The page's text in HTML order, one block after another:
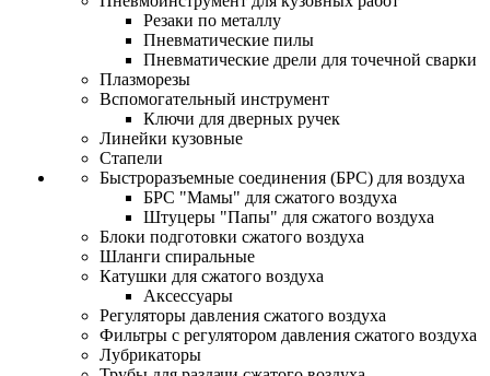
Резаки по металлу
Пневматические пилы
Пневматические дрели для точечной сварки
Плазморезы
Вспомогательный инструмент
Ключи для дверных ручек
Линейки кузовные
Стапели
Быстроразъемные соединения (БРС) для воздуха
БРС "Мамы" для сжатого воздуха
Штуцеры "Папы" для сжатого воздуха
Блоки подготовки сжатого воздуха
Шланги спиральные
Катушки для сжатого воздуха
Аксессуары
Регуляторы давления сжатого воздуха
Фильтры с регулятором давления сжатого воздуха
Лубрикаторы